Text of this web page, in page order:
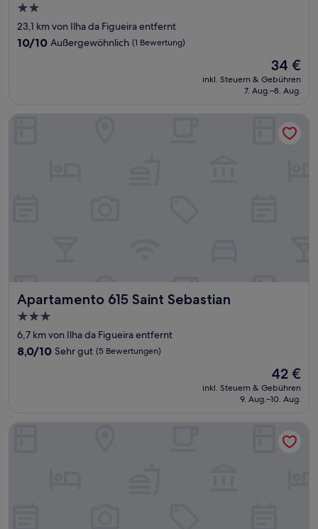
2.0-
Sterne-
Unterkunft
23,1 km von Ilha da Figueira entfernt
10.0
10/10 Außergewöhnlich (1 Bewertung)
Der
Preis
beträgt
34 €
inkl. Steuern & Gebühren
7. Aug.–8. Aug.
Apartamento 615 Saint Sebastian
Apartamento 615 Saint Sebastian
3.0-
Sterne-
Unterkunft
6,7 km von Ilha da Figueira entfernt
8.0
Bewertungen)
8,0/10 Sehr gut (5 Bewertungen)
Der
Preis
beträgt
42 €
inkl. Steuern & Gebühren
9. Aug.–10. Aug.
Apartamento 615 Saint Sebastian